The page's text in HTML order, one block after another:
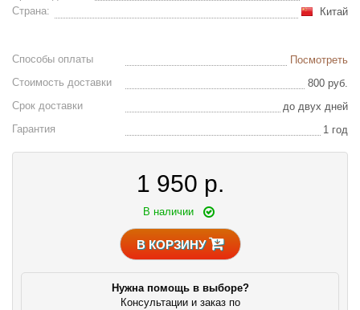
Страна:
Китай
Способы оплаты
Посмотреть
Стоимость доставки
800 руб.
Срок доставки
до двух дней
Гарантия
1 год
1 950 р.
В наличии
В КОРЗИНУ
Нужна помощь в выборе?
Консультации и заказ по